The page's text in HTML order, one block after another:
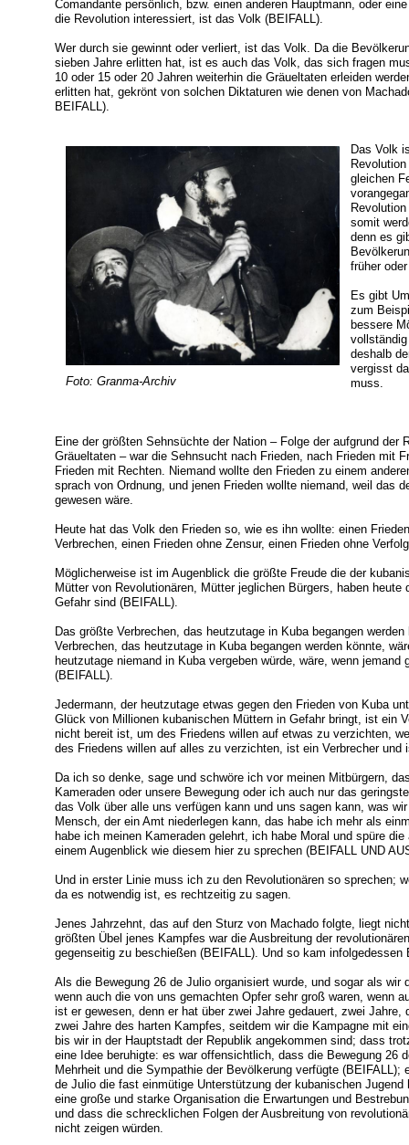
Comandante persönlich, bzw. einen anderen Hauptmann, oder
die Revolution interessiert, ist das Volk (BEIFALL).
Wer durch sie gewinnt oder verliert, ist das Volk. Da die
sieben Jahre erlitten hat, ist es auch das Volk, das sich fragen
10 oder 15 oder 20 Jahren weiterhin die Gräueltaten erleiden
erlitten hat, gekrönt von solchen Diktaturen wie denen von
BEIFALL).
Foto: Granma-Archiv
Das Volk
gleichen
somit
denn es
früher
Es gibt
zum
bessere
deshalb
vergisst
muss.
Eine der größten Sehnsüchte der Nation – Folge der aufgrund der
Gräueltaten – war die Sehnsucht nach Frieden, nach Frieden mit
Frieden mit Rechten. Niemand wollte den Frieden zu einem
sprach von Ordnung, und jenen Frieden wollte niemand, weil das
gewesen wäre.
Heute hat das Volk den Frieden so, wie es ihn wollte: einen
Verbrechen, einen Frieden ohne Zensur, einen Frieden ohne
Möglicherweise ist im Augenblick die größte Freude die der
Mütter von Revolutionären, Mütter jeglichen Bürgers, haben
Gefahr sind (BEIFALL).
Das größte Verbrechen, das heutzutage in Kuba begangen
Verbrechen, das heutzutage in Kuba begangen werden könnte,
heutzutage niemand in Kuba vergeben würde, wäre, wenn jemand
(BEIFALL).
Jedermann, der heutzutage etwas gegen den Frieden von Kuba
Glück von Millionen kubanischen Müttern in Gefahr bringt, ist ein
nicht bereit ist, um des Friedens willen auf etwas zu verzichten,
des Friedens willen auf alles zu verzichten, ist ein Verbrecher und
Da ich so denke, sage und schwöre ich vor meinen Mitbürgern,
Kameraden oder unsere Bewegung oder ich auch nur das
das Volk über alle uns verfügen kann und uns sagen kann, was
Mensch, der ein Amt niederlegen kann, das habe ich mehr als
habe ich meinen Kameraden gelehrt, ich habe Moral und spüre
einem Augenblick wie diesem hier zu sprechen (BEIFALL UND
Und in erster Linie muss ich zu den Revolutionären so sprechen;
da es notwendig ist, es rechtzeitig zu sagen.
Jenes Jahrzehnt, das auf den Sturz von Machado folgte, liegt
größten Übel jenes Kampfes war die Ausbreitung der
gegenseitig zu beschießen (BEIFALL). Und so kam
Als die Bewegung 26 de Julio organisiert wurde, und sogar als wir
wenn auch die von uns gemachten Opfer sehr groß waren, wenn
ist er gewesen, denn er hat über zwei Jahre gedauert, zwei
zwei Jahre des harten Kampfes, seitdem wir die Kampagne mit
bis wir in der Hauptstadt der Republik angekommen sind; dass
eine Idee beruhigte: es war offensichtlich, dass die Bewegung 26
Mehrheit und die Sympathie der Bevölkerung verfügte
de Julio die fast einmütige Unterstützung der kubanischen
eine große und starke Organisation die Erwartungen und
und dass die schrecklichen Folgen der Ausbreitung von
nicht zeigen würden.